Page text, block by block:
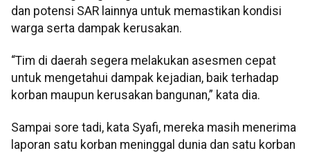
dan potensi SAR lainnya untuk memastikan kondisi
warga serta dampak kerusakan.
“Tim di daerah segera melakukan asesmen cepat
untuk mengetahui dampak kejadian, baik terhadap
korban maupun kerusakan bangunan,” kata dia.
Sampai sore tadi, kata Syafi, mereka masih menerima
laporan satu korban meninggal dunia dan satu korban